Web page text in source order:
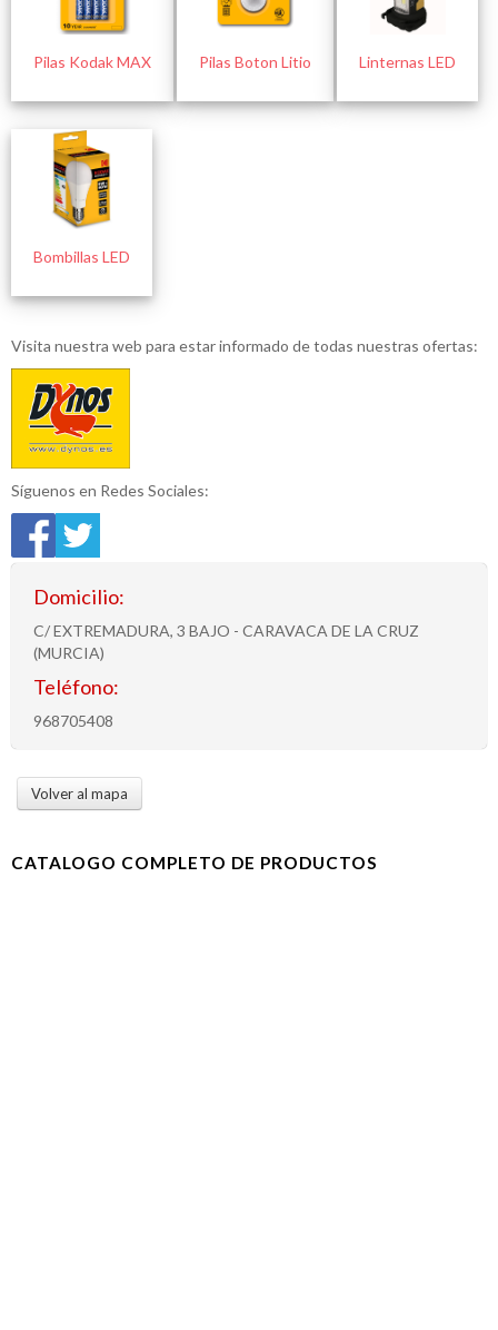
Pilas Kodak MAX Pilas Boton Litio Linternas LED
Bombillas LED
Visita nuestra web para estar informado de todas nuestras ofertas:
Síguenos en Redes Sociales:
Domicilio:
C/ EXTREMADURA, 3 BAJO - CARAVACA DE LA CRUZ
(MURCIA)
Teléfono:
968705408
Volver al mapa
CATALOGO COMPLETO DE PRODUCTOS